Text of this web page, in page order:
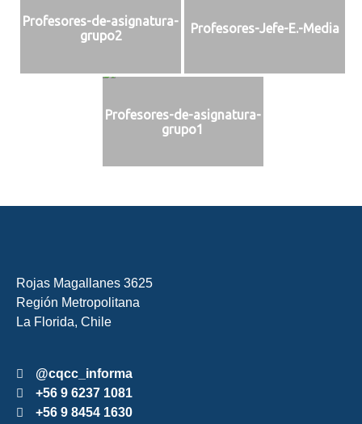
Profesores-de-asignatura-
grupo2
Profesores-Jefe-E.-Media
Profesores-de-asignatura-
grupo1
Rojas Magallanes 3625
Región Metropolitana
La Florida, Chile
@cqcc_informa
+56 9 6237 1081
+56 9 8454 1630